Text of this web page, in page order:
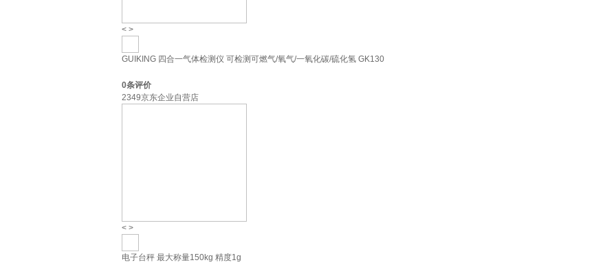
< >
GUIKING 四合一气体检测仪 可检测可燃气/氧气/一氧化碳/硫化氢 GK130
0条评价
2349京东企业自营店
< >
电子台秤 最大称量150kg 精度1g